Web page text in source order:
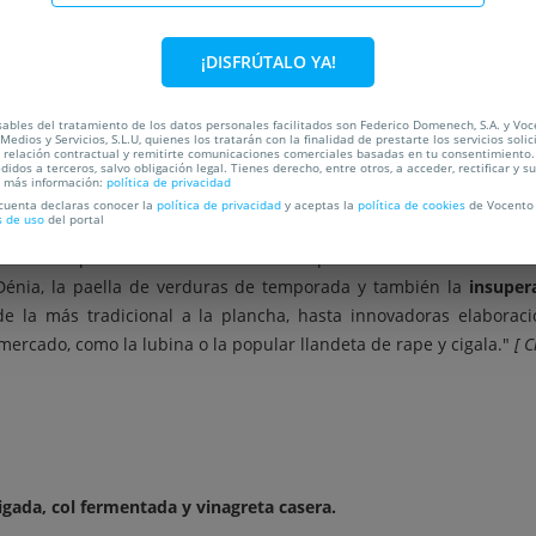
añade su especial relación con lacocina marinera, dado su
locales, visitando personalmente las
las especialidades destacan todo tipo de arroces elaborados
la paella de verduras de temporada y también la
la más tradicional a la plancha, hasta innovadoras
como la lubina o la popular llandeta de rape y cigala." [
col fermentada y vinagreta casera.
¡DISFRÚTALO YA!
del tratamiento de los datos personales facilitados son Federico Domenech, S.A. y
y Servicios, S.L.U, quienes los tratarán con la finalidad de prestarte los servicios
contractual y remitirte comunicaciones comerciales basadas en tu
a terceros, salvo obligación legal. Tienes derecho, entre otros, a acceder, rectificar y
información: política de privacidad
declaras conocer la política de privacidad y aceptas la política de cookies de
de uso del portal